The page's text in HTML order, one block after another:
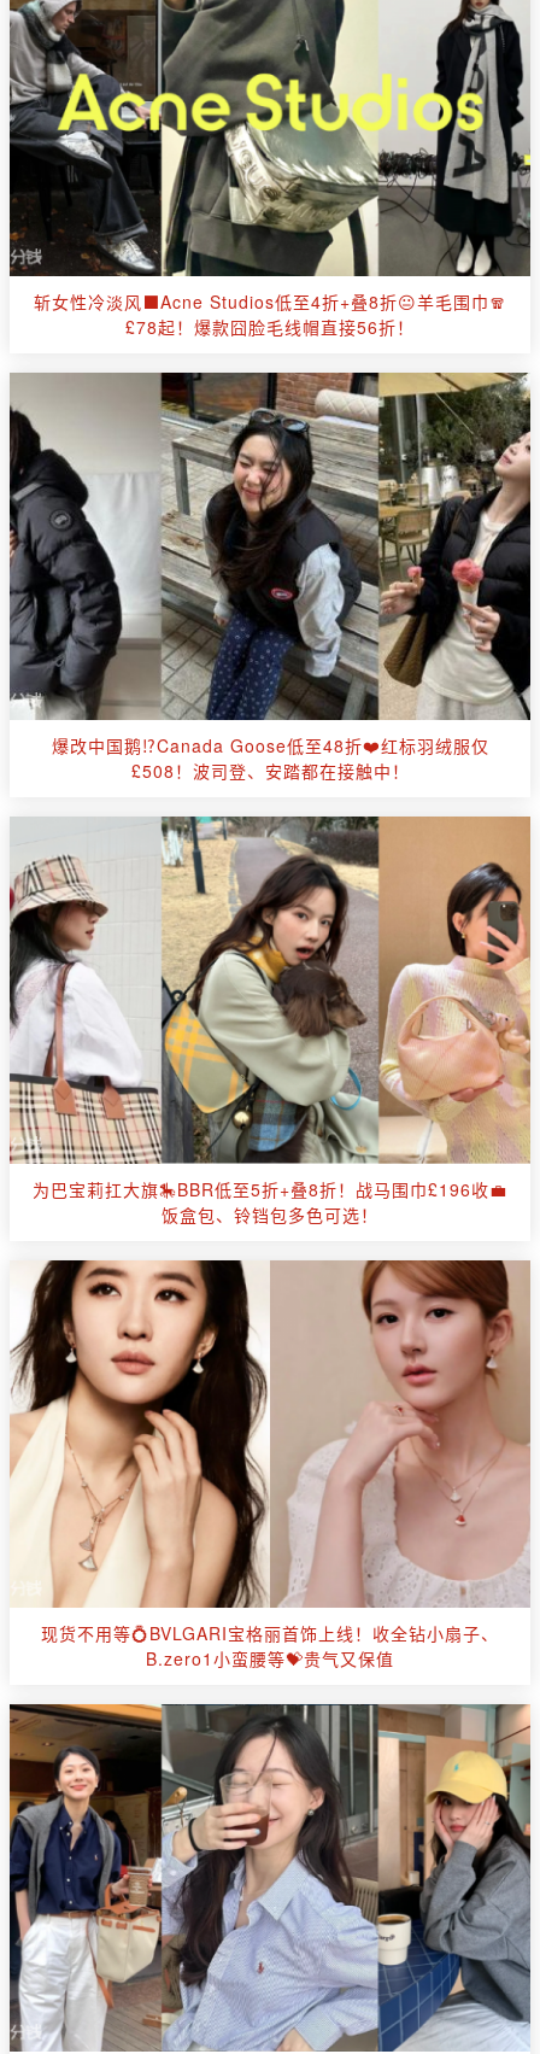
斩女性冷淡风⬛Acne Studios低至4折+叠8折😐羊毛围巾🧣
£78起！爆款囧脸毛线帽直接56折！
爆改中国鹅⁉️Canada Goose低至48折❤️红标羽绒服仅
£508！波司登、安踏都在接触中！
为巴宝莉扛大旗🎠BBR低至5折+叠8折！战马围巾£196收💼
饭盒包、铃铛包多色可选！
现货不用等💍BVLGARI宝格丽首饰上线！收全钻小扇子、
B.zero1小蛮腰等💝贵气又保值